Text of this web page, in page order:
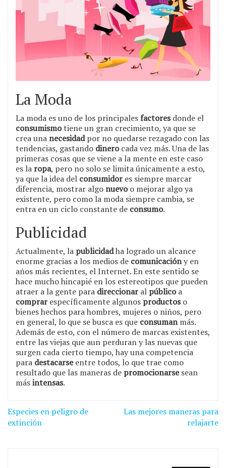
La Moda
La moda es uno de los principalesfactoresdonde el
consumismotiene un gran crecimiento, ya que se
crea una necesidadpor no quedarse rezagado con las
tendencias, gastando dinerocada vez más. Una de las
primeras cosas que se viene a la mente en este caso
es la ropa, pero no solo se limita únicamente a esto,
ya que la idea del consumidores siempre marcar
diferencia, mostrar algo nuevoo mejorar algo ya
existente, pero como la moda siempre cambia, se
entra en un ciclo constante de consumo.
Publicidad
Actualmente, la publicidadha logrado un alcance
enorme gracias a los medios de comunicacióny en
años más recientes, el Internet. En este sentido se
hace mucho hincapié en los estereotipos que pueden
atraer a la gente para direccionaral públicoa
comprarespecíficamente algunos productoso
bienes hechos para hombres, mujeres o niños, pero
en general, lo que se busca es que consumanmás.
Además de esto, con el número de marcas existentes,
entre las viejas que aun perduran y las nuevas que
surgen cada cierto tiempo, hay una competencia
para destacarseentre todos, lo que trae como
resultado que las maneras de promocionarsesean
másintensas.
Navegación
de
Especies en peligro de
extinción
Las mejores maneras para
relajarte